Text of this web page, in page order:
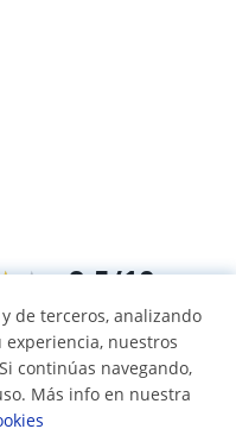
9,5/10
alumnos
de terceros, analizando
nuestros
continúas navegando,
Más info en nuestra